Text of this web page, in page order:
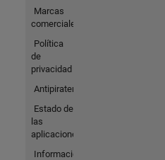
Marcas
comerciales
Política
de
privacidad
Antipiratería
Estado de
las
aplicaciones
Información